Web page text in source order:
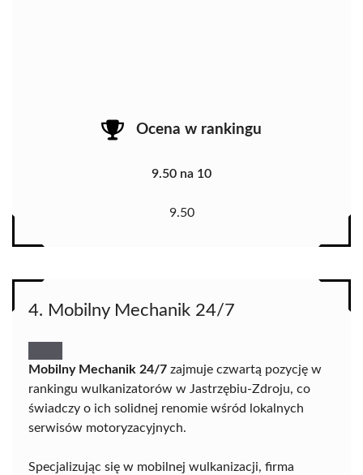
Ocena w rankingu
9.50 na 10
9.50
4. Mobilny Mechanik 24/7
Mobilny Mechanik 24/7 zajmuje czwartą pozycję w
rankingu wulkanizatorów w Jastrzębiu-Zdroju, co
świadczy o ich solidnej renomie wśród lokalnych
serwisów motoryzacyjnych.
Specjalizując się w mobilnej wulkanizacji, firma